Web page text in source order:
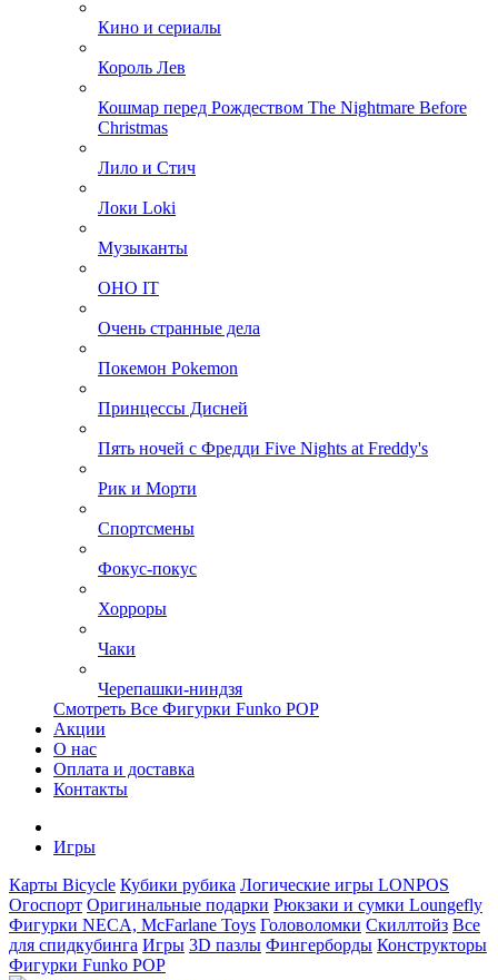
Кино и сериалы
Король Лев
Кошмар перед Рождеством The Nightmare Before
Christmas
Лило и Стич
Локи Loki
Музыканты
ОНО IT
Очень странные дела
Покемон Pokemon
Принцессы Дисней
Пять ночей с Фредди Five Nights at Freddy's
Рик и Морти
Спортсмены
Фокус-покус
Хорроры
Чаки
Черепашки-ниндзя
Смотреть Все Фигурки Funko POP
Акции
О нас
Оплата и доставка
Контакты
Игры
Карты Bicycle Кубики рубика Логические игры LONPOS
Огоспорт Оригинальные подарки Рюкзаки и сумки Loungefly
Фигурки NECA, McFarlane Toys Головоломки Скиллтойз Все
для спидкубинга Игры 3D пазлы Фингерборды Конструкторы
Фигурки Funko POP